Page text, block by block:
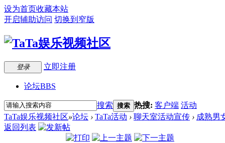
设为首页收藏本站
开启辅助访问 切换到窄版
登录 立即注册
论坛BBS
搜索 搜索 热搜: 客户端 活动
TaTa娱乐视频社区»论坛 › TaTa活动 › 聊天室活动宣传 › 成熟男
返回列表